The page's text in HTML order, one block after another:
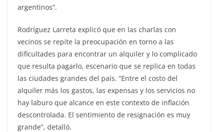
argentinos”.
Rodríguez Larreta explicó que en las charlas con
vecinos se repite la preocupación en torno a las
dificultades para encontrar un alquiler y lo complicado
que resulta pagarlo, escenario que se replica en todas
las ciudades grandes del país. “Entre el costo del
alquiler más los gastos, las expensas y los servicios no
hay laburo que alcance en este contexto de inflación
descontrolada. El sentimiento de resignación es muy
grande”, detalló.